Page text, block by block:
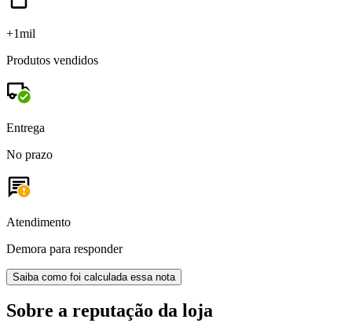
+1mil
Produtos vendidos
Entrega
No prazo
Atendimento
Demora para responder
Saiba como foi calculada essa nota
Sobre a reputação da loja